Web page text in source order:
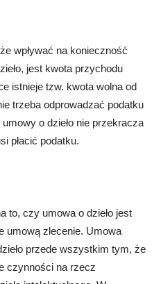
wpływać na konieczność
jest kwota przychodu
istnieje tzw. kwota wolna od
trzeba odprowadzać podatku
o dzieło nie przekracza
płacić podatku.
to, czy umowa o dzieło jest
umową zlecenie. Umowa
przede wszystkim tym, że
czynności na rzecz